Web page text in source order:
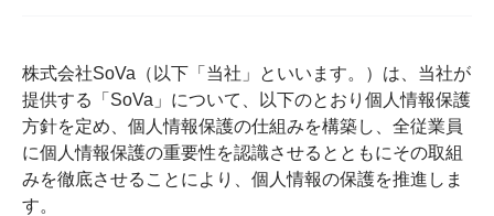
株式会社SoVa（以下「当社」といいます。）は、当社が
提供する「SoVa」について、以下のとおり個人情報保護
方針を定め、個人情報保護の仕組みを構築し、全従業員
に個人情報保護の重要性を認識させるとともにその取組
みを徹底させることにより、個人情報の保護を推進しま
す。